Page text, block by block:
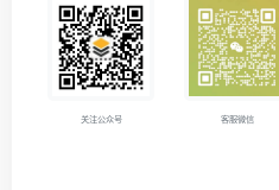
关注公众号 客服微信